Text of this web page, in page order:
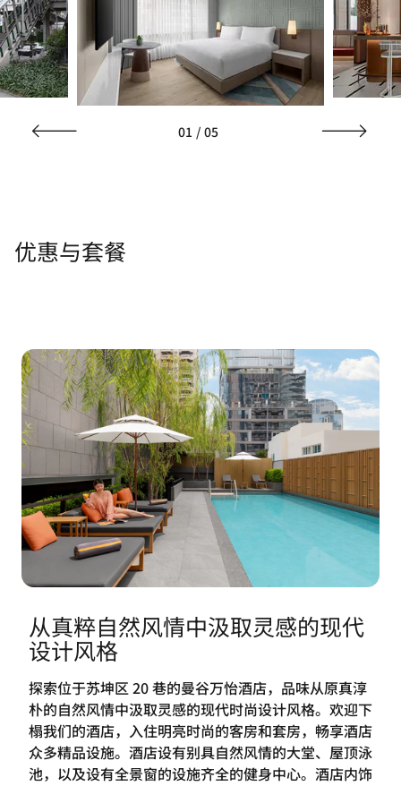
01 / 05
优惠与套餐
从真粹自然风情中汲取灵感的现代
设计风格
探索位于苏坤区 20 巷的曼谷万怡酒店，品味从原真淳
朴的自然风情中汲取灵感的现代时尚设计风格。欢迎下
榻我们的酒店，入住明亮时尚的客房和套房，畅享酒店
众多精品设施。酒店设有别具自然风情的大堂、屋顶泳
池，以及设有全景窗的设施齐全的健身中心。酒店内饰